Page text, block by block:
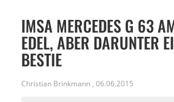
IMSA MERCEDES G 63
DEL, ABER DARUNTER
ESTIE
Christian Brinkmann , 06.06.2015